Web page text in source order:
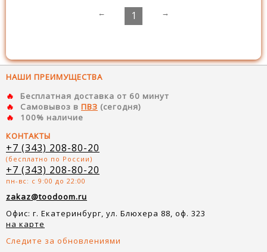
← 1 →
НАШИ ПРЕИМУЩЕСТВА
Бесплатная доставка от 60 минут
Самовывоз в ПВЗ (сегодня)
100% наличие
КОНТАКТЫ
+7 (343) 208-80-20
(бесплатно по России)
+7 (343) 208-80-20
пн-вс: с 9:00 до 22:00
zakaz@toodoom.ru
Офис: г. Екатеринбург, ул. Блюхера 88, оф. 323
на карте
Следите за обновлениями